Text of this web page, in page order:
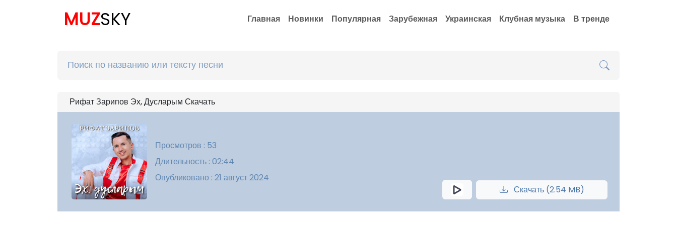
MUZSKY Главная Новинки Популярная Зарубежная Украинская Клубная музыка В тренде
Рифат Зарипов Эх, Дусларым Скачать
Просмотров : 53
Длительность : 02:44
Опубликовано : 21 август 2024
Скачать (2.54 MB)